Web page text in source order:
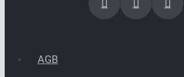
AGB